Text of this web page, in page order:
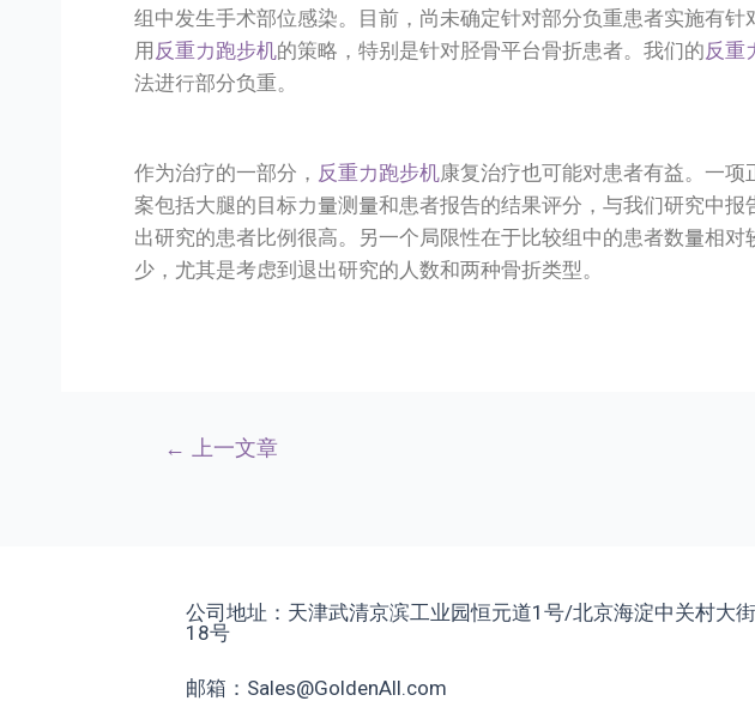
组中发生手术部位感染。目前，尚未确定针对部分负重患者实施有
用 反重力跑步机的策略，特别是针对胫骨平台骨折患者。我们的反重
法进行部分负重。
作为治疗的一部分， 反重力跑步机康复治疗也可能对患者有益。一
案包括大腿的目标力量测量和患者报告的结果评分，与我们研究中
出研究的患者比例很高。另一个局限性在于比较组中的患者数量相
少，尤其是考虑到退出研究的人数和两种骨折类型。
← 上一文章
公司地址：天津武清京滨工业园恒元道1号/北京海淀中关村大街
18号
邮箱：Sales@GoldenAll.com